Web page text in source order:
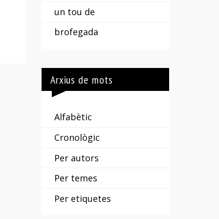
un tou de
brofegada
Arxius de mots
Alfabètic
Cronològic
Per autors
Per temes
Per etiquetes